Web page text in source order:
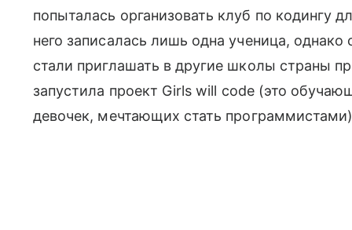
попыталась организовать клуб по кодингу
него записалась лишь одна ученица,
стали приглашать в другие школы страны
запустила проект Girls will code (это
девочек, мечтающих стать